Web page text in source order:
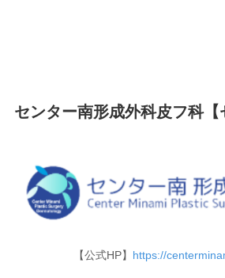
センター南形成外科皮フ科【
【公式HP】 https://